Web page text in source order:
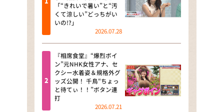
探偵！ナイトスクープ
news おかえり
河合＆A.B.C-Z塚田×福井アナ
「なんでやねん！？」（news お
かえり）
DAIGOも台所 ～きょうの献立 何
「“きれいで暑い”と“汚
くて涼しい”どっちがい
いの!?」
2026.07.28
『相席食堂』“爆烈ボイ
ン”元NHK女性アナ、セ
クシー水着姿＆規格外グ
ッズ公開！ 千鳥“ちょっ
と待てぃ！！”ボタン連
打
2026.07.21